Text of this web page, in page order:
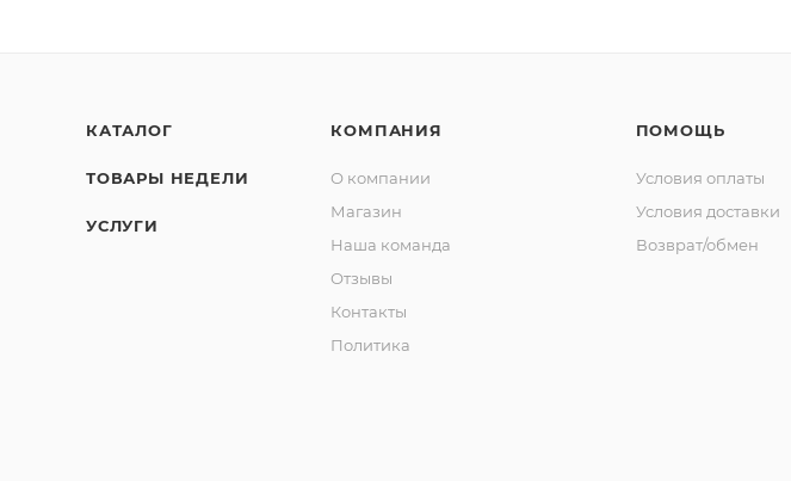
КАТАЛОГ
ТОВАРЫ НЕДЕЛИ
УСЛУГИ
КОМПАНИЯ
О компании
Магазин
Наша команда
Отзывы
Контакты
Политика
ПОМОЩЬ
Условия оплаты
Условия доставки
Возврат/обмен